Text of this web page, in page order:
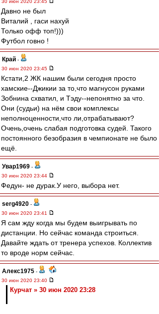
30 июн 2020 23:45
Давно не был
Виталий , гаси нахуй
Только офф топ!)))
Футбол говно !
Край -
30 июн 2020 23:45
Кстати,2 ЖК нашим были сегодня просто
хамские--Джикии за то,что магнусон руками
Зобнина схватил, и Тэду--непонятно за что.
Они (судьи) на нём свои комплексы
неполноценности,что ли,отрабатывают?
Очень,очень слабая подготовка судей. Такого
постоянного безобразия в чемпионате не было
ещё.
Увар1969 -
30 июн 2020 23:44
Федун- не дурак.У него, выбора нет.
serg4920 -
30 июн 2020 23:41
Я сам жду когда мы будем выигрывать по
дистанции. Но сейчас команда строиться.
Давайте ждать от тренера успехов. Коллектив
то вроде норм сейчас.
Алекс1975 -
30 июн 2020 23:40
Курчат » 30 июн 2020 23:28